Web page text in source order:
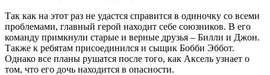
Так как на этот раз не удастся справится в одиночку со всеми
проблемами, главный герой находит себе союзников. В его
команду примкнули старые и верные друзья – Билли и Джон.
Также к ребятам присоединился и сыщик Бобби Эббот.
Однако все планы рушатся после того, как Аксель узнает о
том, что его дочь находится в опасности.